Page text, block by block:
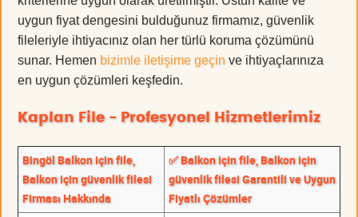
uygun fiyat dengesini bulduğunuz firmamız, güvenlik
fileleriyle ihtiyacınız olan her türlü koruma çözümünü
sunar. Hemen bizimle iletişime geçin ve ihtiyaçlarınıza
en uygun çözümleri keşfedin.
Kaplan File - Profesyonel Hizmetlerimiz
Bingöl Balkon için file,
Balkon için güvenlik filesi
Firması Hakkında
✅ Balkon için file, Balkon için
güvenlik filesi Garantili ve Uygun
Fiyatlı Çözümler